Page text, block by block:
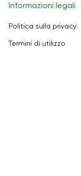
Informazioni legali
Politica sulla privacy
Termini di utilizzo